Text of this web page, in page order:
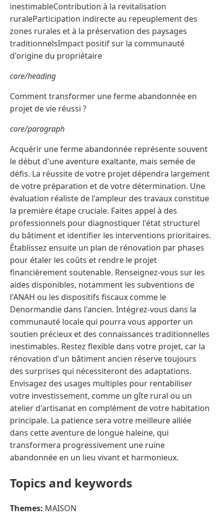
inestimableContribution à la revitalisation
ruraleParticipation indirecte au repeuplement des
zones rurales et à la préservation des paysages
traditionnelsImpact positif sur la communauté
d'origine du propriétaire
core/heading
Comment transformer une ferme abandonnée en
projet de vie réussi ?
core/paragraph
Acquérir une ferme abandonnée représente souvent
le début d'une aventure exaltante, mais semée de
défis. La réussite de votre projet dépendra largement
de votre préparation et de votre détermination. Une
évaluation réaliste de l'ampleur des travaux constitue
la première étape cruciale. Faites appel à des
professionnels pour diagnostiquer l'état structurel
du bâtiment et identifier les interventions prioritaires.
Établissez ensuite un plan de rénovation par phases
pour étaler les coûts et rendre le projet
financièrement soutenable. Renseignez-vous sur les
aides disponibles, notamment les subventions de
l'ANAH ou les dispositifs fiscaux comme le
Denormandie dans l'ancien. Intégrez-vous dans la
communauté locale qui pourra vous apporter un
soutien précieux et des connaissances traditionnelles
inestimables. Restez flexible dans votre projet, car la
rénovation d'un bâtiment ancien réserve toujours
des surprises qui nécessiteront des adaptations.
Envisagez des usages multiples pour rentabiliser
votre investissement, comme un gîte rural ou un
atelier d'artisanat en complément de votre habitation
principale. La patience sera votre meilleure alliée
dans cette aventure de longue haleine, qui
transformera progressivement une ruine
abandonnée en un lieu vivant et harmonieux.
Topics and keywords
Themes: MAISON